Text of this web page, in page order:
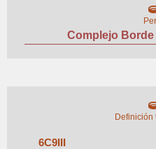
Complejo
Definición
6C9III